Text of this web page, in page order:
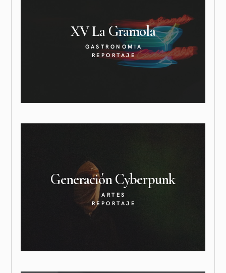
XV La Gramola
GASTRONOMIA
REPORTAJE
Generación Cyberpunk
ARTES
REPORTAJE